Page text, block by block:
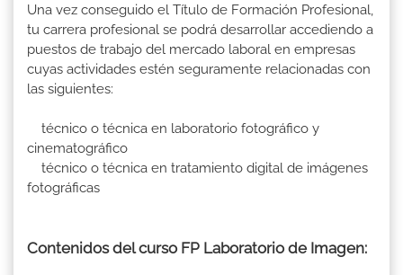
Una vez conseguido el Título de Formación Profesional,
tu carrera profesional se podrá desarrollar accediendo a
puestos de trabajo del mercado laboral en empresas
cuyas actividades estén seguramente relacionadas con
las siguientes:
técnico o técnica en laboratorio fotográfico y
cinematográfico
técnico o técnica en tratamiento digital de imágenes
fotográficas
Contenidos del curso FP Laboratorio de Imagen: